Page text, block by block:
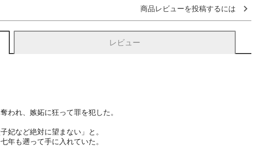
商品レビューを投稿するには
レビュー
われ、嫉妬に狂って罪を犯した。
妃など絶対に望まない」と。
年も遡って手に入れていた。